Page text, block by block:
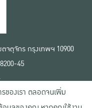
จตุจักร กรุงเทพฯ 10900
45
ต์
น
ว
ของเรา ตลอดจนเพิ่ม